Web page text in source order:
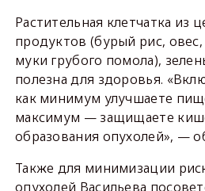
Растительная клетчатка из
продуктов (бурый рис,
муки грубого помола),
полезна для здоровья.
как минимум улучшаете
максимум — защищаете
образования опухолей», —
Также для минимизации
опухолей Васильева